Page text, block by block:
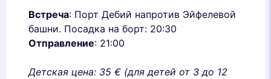
Встреча: Порт Дебий напротив Эйфелевой
башни. Посадка на борт: 20:30
Отправление: 21:00
Детская цена: 35 € (для детей от 3 до 12